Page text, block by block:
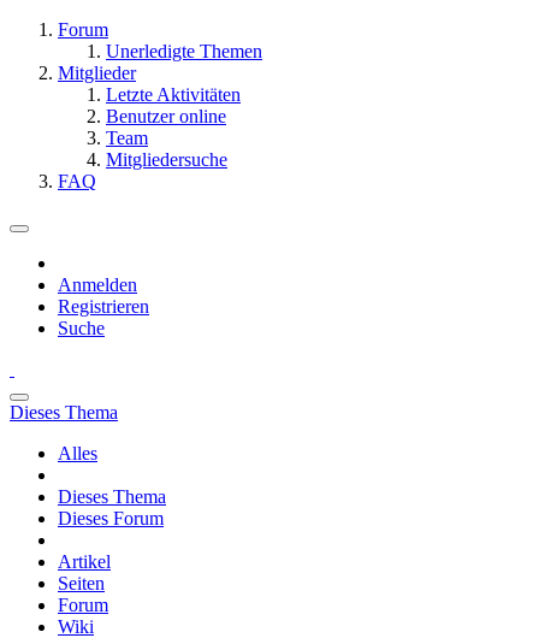
Forum
Unerledigte Themen
Mitglieder
Letzte Aktivitäten
Benutzer online
Team
Mitgliedersuche
FAQ
Anmelden
Registrieren
Suche
Dieses Thema
Alles
Dieses Thema
Dieses Forum
Artikel
Seiten
Forum
Wiki